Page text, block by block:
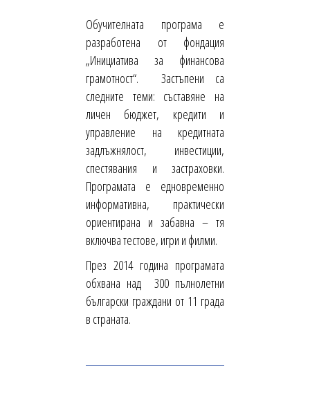
Обучителната програма е
разработена от фондация
„Инициатива за финансова
грамотност“. Застъпени са
следните теми: съставяне на
личен бюджет, кредити и
управление на кредитната
задлъжнялост, инвестиции,
спестявания и застраховки.
Програмата е едновременно
информативна, практически
ориентирана и забавна – тя
включва тестове, игри и филми.
През 2014 година програмата
обхвана над 300 пълнолетни
български граждани от 11 града
в страната.